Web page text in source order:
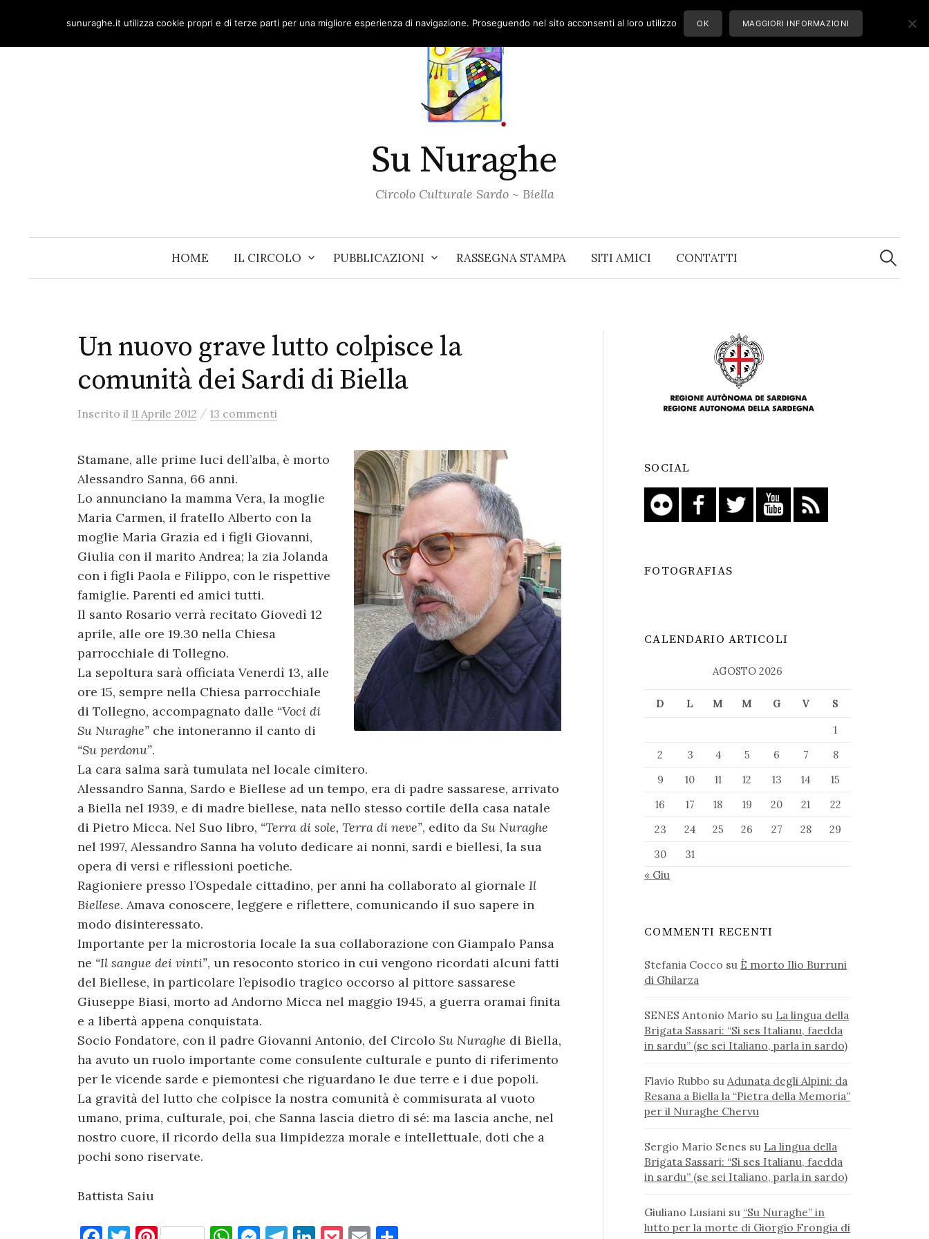
content
Su Nuraghe
Circolo Culturale Sardo ~ Biella
HOME IL CIRCOLO PUBBLICAZIONI RASSEGNA STAMPA SITI AMICI CONTATTI
Ricerca
per:
Un nuovo grave lutto colpisce la
comunità dei Sardi di Biella
Inserito il 11 Aprile 2012 / 13 commenti
Stamane, alle prime luci dell’alba, è morto
Alessandro Sanna, 66 anni.
Lo annunciano la mamma Vera, la moglie
Maria Carmen, il fratello Alberto con la
moglie Maria Grazia ed i figli Giovanni,
Giulia con il marito Andrea; la zia Jolanda
con i figli Paola e Filippo, con le rispettive
famiglie. Parenti ed amici tutti.
Il santo Rosario verrà recitato Giovedì 12
aprile, alle ore 19.30 nella Chiesa
parrocchiale di Tollegno.
La sepoltura sarà officiata Venerdì 13, alle
ore 15, sempre nella Chiesa parrocchiale
di Tollegno, accompagnato dalle “Voci di
Su Nuraghe” che intoneranno il canto di
“Su perdonu”.
La cara salma sarà tumulata nel locale cimitero.
Alessandro Sanna, Sardo e Biellese ad un tempo, era di padre sassarese, arrivato
a Biella nel 1939, e di madre biellese, nata nello stesso cortile della casa natale
di Pietro Micca. Nel Suo libro, “Terra di sole, Terra di neve”, edito da Su Nuraghe
nel 1997, Alessandro Sanna ha voluto dedicare ai nonni, sardi e biellesi, la sua
opera di versi e riflessioni poetiche.
Ragioniere presso l’Ospedale cittadino, per anni ha collaborato al giornale Il
Biellese. Amava conoscere, leggere e riflettere, comunicando il suo sapere in
modo disinteressato.
Importante per la microstoria locale la sua collaborazione con Giampalo Pansa
ne “Il sangue dei vinti”, un resoconto storico in cui vengono ricordati alcuni fatti
del Biellese, in particolare l’episodio tragico occorso al pittore sassarese
Giuseppe Biasi, morto ad Andorno Micca nel maggio 1945, a guerra oramai finita
e a libertà appena conquistata.
Socio Fondatore, con il padre Giovanni Antonio, del Circolo Su Nuraghe di Biella,
ha avuto un ruolo importante come consulente culturale e punto di riferimento
per le vicende sarde e piemontesi che riguardano le due terre e i due popoli.
La gravità del lutto che colpisce la nostra comunità è commisurata al vuoto
umano, prima, culturale, poi, che Sanna lascia dietro di sé: ma lascia anche, nel
nostro cuore, il ricordo della sua limpidezza morale e intellettuale, doti che a
pochi sono riservate.
Battista Saiu
SOCIAL
FOTOGRAFIAS
CALENDARIO ARTICOLI
AGOSTO 2026
D L M M G V
S
1
2
3 4 5 6 7
8
9
10 11 12 13 14
15
16
17 18 19 20 21
22
23
24 25 26 27 28
29
30
31
« Giu
COMMENTI RECENTI
Stefania Cocco su È morto Ilio Burruni
di Ghilarza
SENES Antonio Mario su La lingua della
Brigata Sassari: “Si ses Italianu, faedda
in sardu” (se sei Italiano, parla in sardo)
Flavio Rubbo su Adunata degli Alpini: da
Resana a Biella la “Pietra della Memoria”
per il Nuraghe Chervu
Sergio Mario Senes su La lingua della
Brigata Sassari: “Si ses Italianu, faedda
in sardu” (se sei Italiano, parla in sardo)
Giuliano Lusiani su “Su Nuraghe” in
lutto per la morte di Giorgio Frongia di
sunuraghe.it utilizza cookie propri e di terze parti per una migliore esperienza di navigazione. Proseguendo nel sito acconsenti al loro utilizzo OK MAGGIORI INFORMAZIONI